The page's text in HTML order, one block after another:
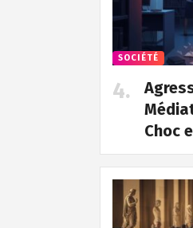
SOCIÉTÉ
Choc